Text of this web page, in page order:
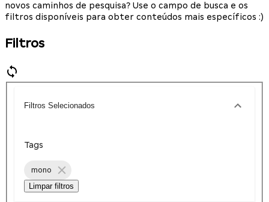
novos caminhos de pesquisa? Use o campo de busca e os
filtros disponíveis para obter conteúdos mais específicos :)
Filtros
Filtros Selecionados
Tags
mono
Limpar filtros